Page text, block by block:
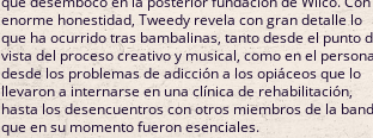
enorme honestidad, Tweedy revela con gran detalle lo
que ha ocurrido tras bambalinas, tanto desde el punto
vista del proceso creativo y musical, como en el
desde los problemas de adicción a los opiáceos que lo
llevaron a internarse en una clínica de rehabilitación,
hasta los desencuentros con otros miembros de la
que en su momento fueron esenciales.